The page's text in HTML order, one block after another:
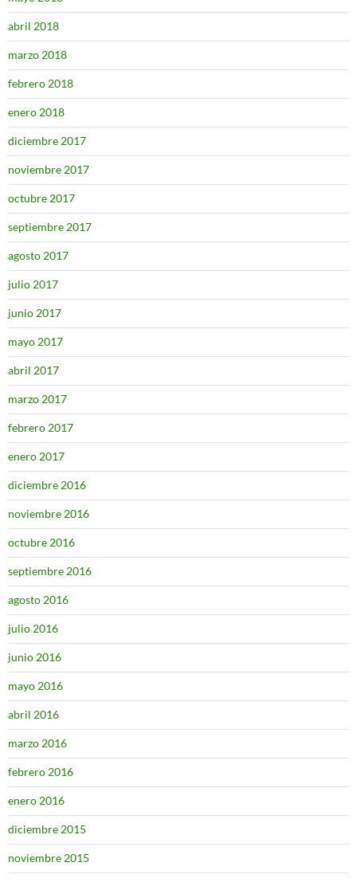
abril 2018
marzo 2018
febrero 2018
enero 2018
diciembre 2017
noviembre 2017
octubre 2017
septiembre 2017
agosto 2017
julio 2017
junio 2017
mayo 2017
abril 2017
marzo 2017
febrero 2017
enero 2017
diciembre 2016
noviembre 2016
octubre 2016
septiembre 2016
agosto 2016
julio 2016
junio 2016
mayo 2016
abril 2016
marzo 2016
febrero 2016
enero 2016
diciembre 2015
noviembre 2015